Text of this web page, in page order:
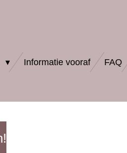
Informatie vooraf FAQ